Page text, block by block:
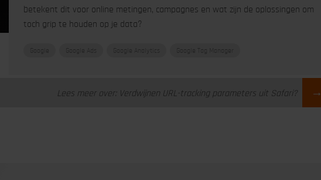
betekent dit voor online metingen, campagnes en wat zijn de oplossingen om
toch grip te houden op je data?
Lees meer over: Verdwijnen URL-tracking parameters uit Safari? →